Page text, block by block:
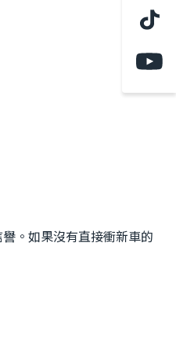
。如果沒有直接衝新車的